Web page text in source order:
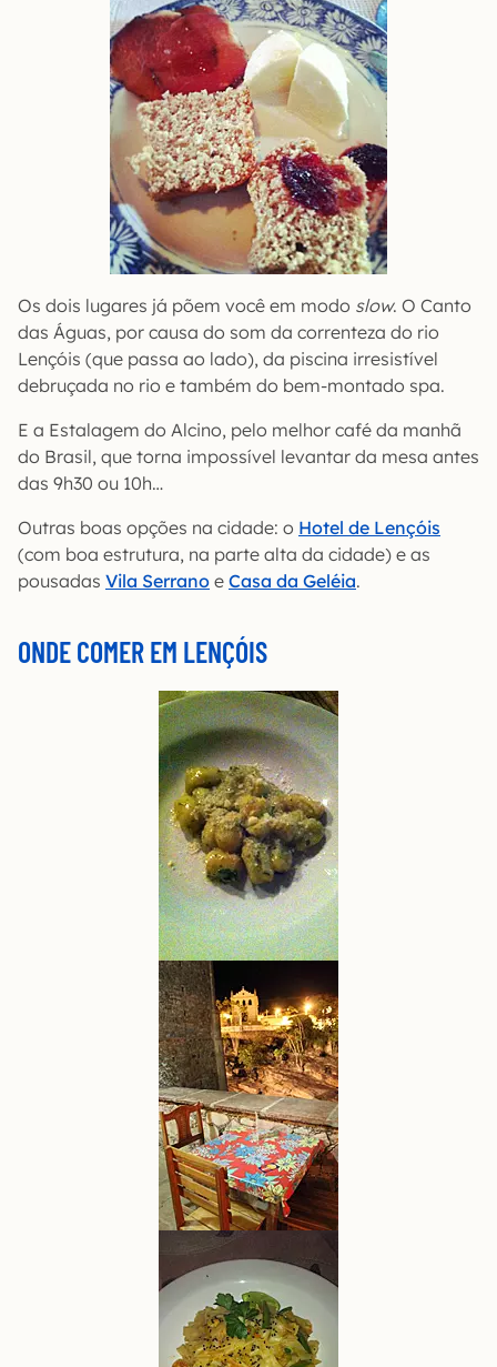
Os dois lugares já põem você em modo slow. O Canto
das Águas, por causa do som da correnteza do rio
Lençóis (que passa ao lado), da piscina irresistível
debruçada no rio e também do bem-montado spa.
E a Estalagem do Alcino, pelo melhor café da manhã
do Brasil, que torna impossível levantar da mesa antes
das 9h30 ou 10h…
Outras boas opções na cidade: o Hotel de Lençóis
(com boa estrutura, na parte alta da cidade) e as
pousadas Vila Serrano e Casa da Geléia.
ONDE COMER EM LENÇÓIS